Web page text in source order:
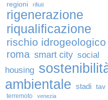
regioni rifiuti
rigenerazione
riqualificazione
rischio idrogeologico
roma smart city social
housing
ambientale stadi tav
terremoto venezia